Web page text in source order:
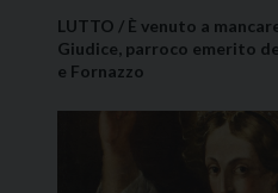
LUTTO / È venuto a
Giudice, parroco emerito
e Fornazzo